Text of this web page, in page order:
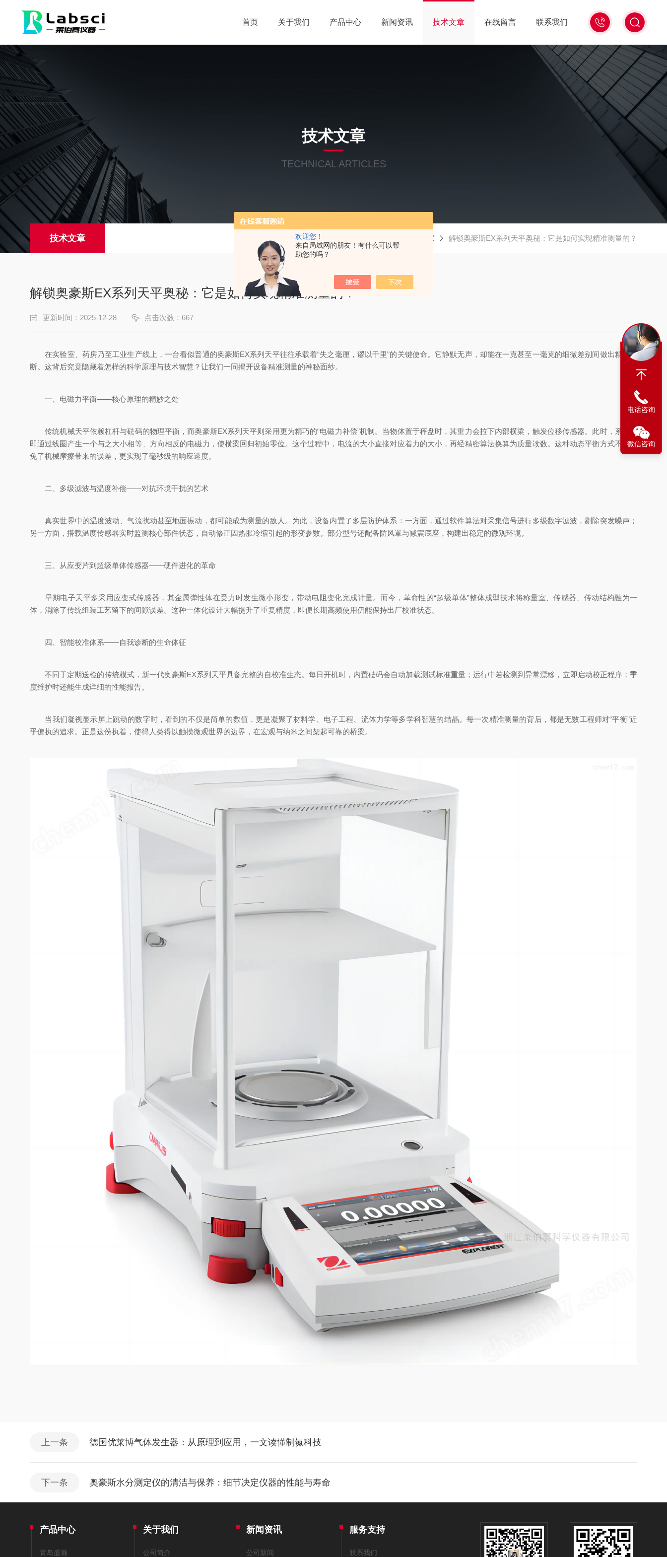
欢迎您！
来自局域网的朋友！有什么可以帮
助您的吗？
0571-
86939987
首页 关于我们 产品中心 新闻资讯 技术文章 在线留言 联系我们
技术文章
TECHNICAL ARTICLES
技术文章 技术文章 解锁奥豪斯EX系列天平奥秘：它是如何实现精准测量的？
解锁奥豪斯EX系列天平奥秘：它是如何实现精准测量的？
更新时间：2025-12-28 点击次数：667
在实验室、药房乃至工业生产线上，一台看似普通的奥豪斯EX系列天平往往承载着“失之毫厘，谬以千里”的关键使命。它静默无声，却能在一克甚至一毫克的细微差别间做出精准判
断。这背后究竟隐藏着怎样的科学原理与技术智慧？让我们一同揭开设备精准测量的神秘面纱。
一、电磁力平衡——核心原理的精妙之处
传统机械天平依赖杠杆与砝码的物理平衡，而奥豪斯EX系列天平则采用更为精巧的“电磁力补偿”机制。当物体置于秤盘时，其重力会拉下内部横梁，触发位移传感器。此时，系统立
即通过线圈产生一个与之大小相等、方向相反的电磁力，使横梁回归初始零位。这个过程中，电流的大小直接对应着力的大小，再经精密算法换算为质量读数。这种动态平衡方式不仅避
免了机械摩擦带来的误差，更实现了毫秒级的响应速度。
二、多级滤波与温度补偿——对抗环境干扰的艺术
真实世界中的温度波动、气流扰动甚至地面振动，都可能成为测量的敌人。为此，设备内置了多层防护体系：一方面，通过软件算法对采集信号进行多级数字滤波，剔除突发噪声；
另一方面，搭载温度传感器实时监测核心部件状态，自动修正因热胀冷缩引起的形变参数。部分型号还配备防风罩与减震底座，构建出稳定的微观环境。
三、从应变片到超级单体传感器——硬件进化的革命
早期电子天平多采用应变式传感器，其金属弹性体在受力时发生微小形变，带动电阻变化完成计量。而今，革命性的“超级单体”整体成型技术将称量室、传感器、传动结构融为一
体，消除了传统组装工艺留下的间隙误差。这种一体化设计大幅提升了重复精度，即便长期高频使用仍能保持出厂校准状态。
四、智能校准体系——自我诊断的生命体征
不同于定期送检的传统模式，新一代奥豪斯EX系列天平具备完整的自校准生态。每日开机时，内置砝码会自动加载测试标准重量；运行中若检测到异常漂移，立即启动校正程序；季
度维护时还能生成详细的性能报告。
当我们凝视显示屏上跳动的数字时，看到的不仅是简单的数值，更是凝聚了材料学、电子工程、流体力学等多学科智慧的结晶。每一次精准测量的背后，都是无数工程师对“平衡”近
乎偏执的追求。正是这份执着，使得人类得以触摸微观世界的边界，在宏观与纳米之间架起可靠的桥梁。
上一条 德国优莱博气体发生器：从原理到应用，一文读懂制氮科技
下一条 奥豪斯水分测定仪的清洁与保养：细节决定仪器的性能与寿命
产品中心
青岛盛瀚
关于我们
公司简介
新闻资讯
公司新闻
服务支持
联系我们
电话咨询
微信咨询